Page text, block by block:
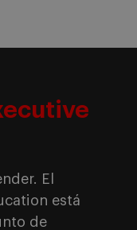
El
está
de